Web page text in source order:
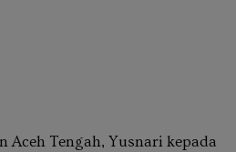
Aceh Tengah, Yusnari kepada